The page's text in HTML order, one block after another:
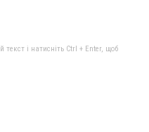
текст і натисніть Ctrl + Enter, щоб